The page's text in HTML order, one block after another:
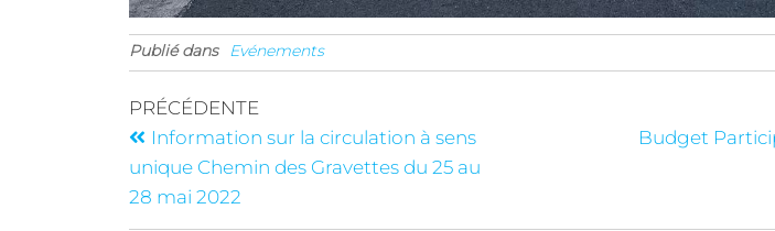
Publié dans Evénements
PRÉCÉDENTE
Information sur la circulation à sens
unique Chemin des Gravettes du 25 au
28 mai 2022
Budget